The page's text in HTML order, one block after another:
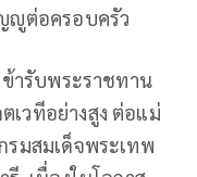
ญูต่อครอบครัว
ารับพระราชทาน
วทีอย่างสูง ต่อแม่
รมสมเด็จพระเทพ